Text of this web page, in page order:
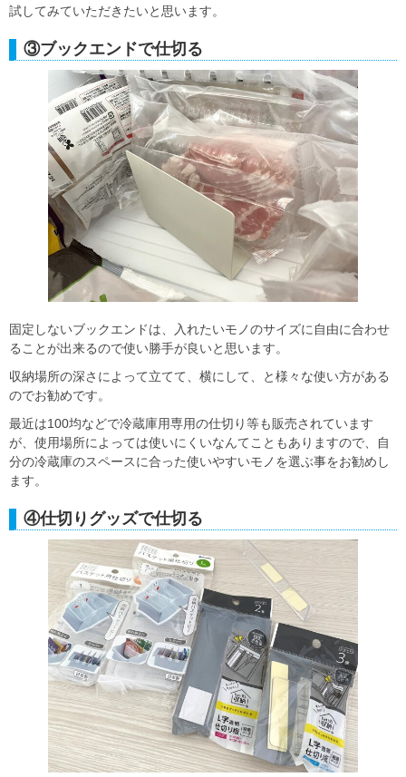
試してみていただきたいと思います。
③ブックエンドで仕切る
固定しないブックエンドは、入れたいモノのサイズに自由に合わせ
ることが出来るので使い勝手が良いと思います。
収納場所の深さによって立てて、横にして、と様々な使い方がある
のでお勧めです。
最近は100均などで冷蔵庫用専用の仕切り等も販売されています
が、使用場所によっては使いにくいなんてこともありますので、自
分の冷蔵庫のスペースに合った使いやすいモノを選ぶ事をお勧めし
ます。
④仕切りグッズで仕切る